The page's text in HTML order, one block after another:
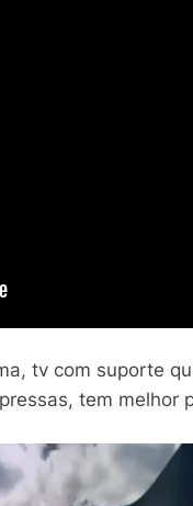
tv com suporte
tem melhor